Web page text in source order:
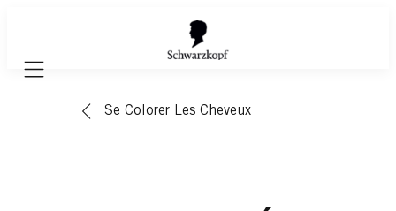
Mobile navigation
Se Colorer Les Cheveux